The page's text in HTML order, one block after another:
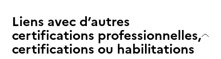
Liens avec d’autres
certifications professionnelles,
certifications ou habilitations